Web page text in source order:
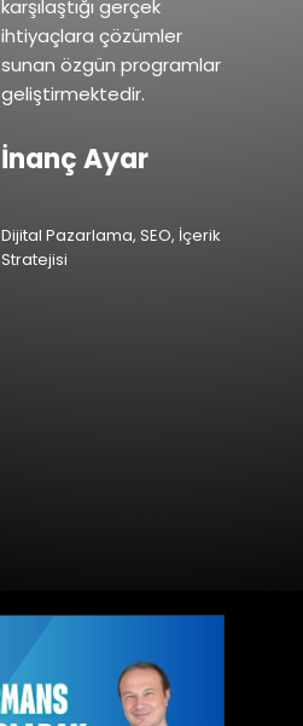
İnanç Ayar
Dijital Pazarlama, SEO, İçerik
Stratejisi
karşılaştığı gerçek
ihtiyaçlara çözümler
sunan özgün programlar
geliştirmektedir.